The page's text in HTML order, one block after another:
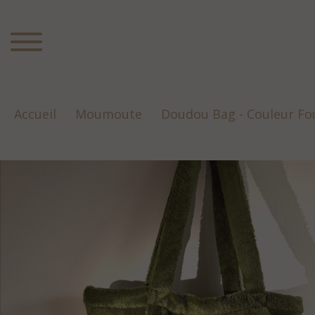
Accueil Moumoute Doudou Bag - Couleur